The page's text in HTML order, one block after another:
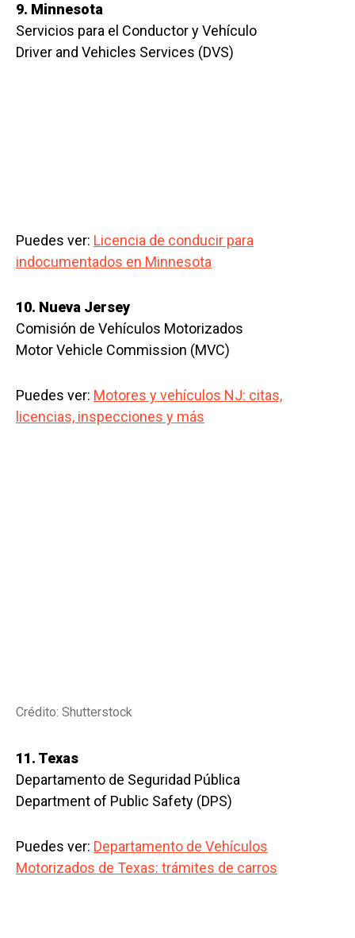
9. Minnesota
Servicios para el Conductor y Vehículo
Driver and Vehicles Services (DVS)
Puedes ver: Licencia de conducir para
indocumentados en Minnesota
10. Nueva Jersey
Comisión de Vehículos Motorizados
Motor Vehicle Commission (MVC)
Puedes ver: Motores y vehículos NJ: citas,
licencias, inspecciones y más
Crédito: Shutterstock
11. Texas
Departamento de Seguridad Pública
Department of Public Safety (DPS)
Puedes ver: Departamento de Vehículos
Motorizados de Texas: trámites de carros